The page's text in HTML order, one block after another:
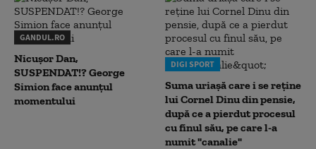
GANDUL.RO
Nicușor Dan,
SUSPENDAT!? George
Simion face anunțul
momentului
DIGI SPORT
Suma uriașă care i se reține
lui Cornel Dinu din pensie,
după ce a pierdut procesul
cu finul său, pe care l-a
numit "canalie"